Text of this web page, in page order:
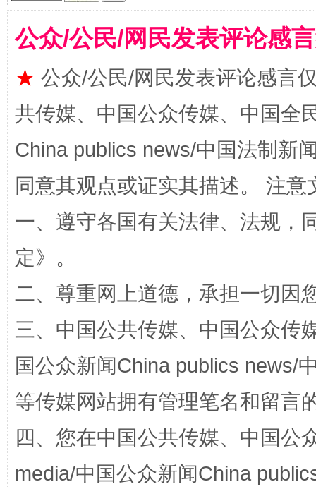
“刷贴”乱象丛生
揭批美国五大"原罪" "炒
解纷+调解+退费，一次搞定
公众/公民/网民发表评论感
★ 公众/公民/网民发表评论感言
共传媒、中国公众传媒、中国全
China publics news/中国法制新
同意其观点或证实其描述。 注
一、遵守各国有关法律、法规，
定》。
二、尊重网上道德，承担一切因
三、中国公共传媒、中国公众传
国公众新闻China publics news/
等传媒网站拥有管理笔名和留言
四、您在中国公共传媒、中国公
media/中国公众新闻China